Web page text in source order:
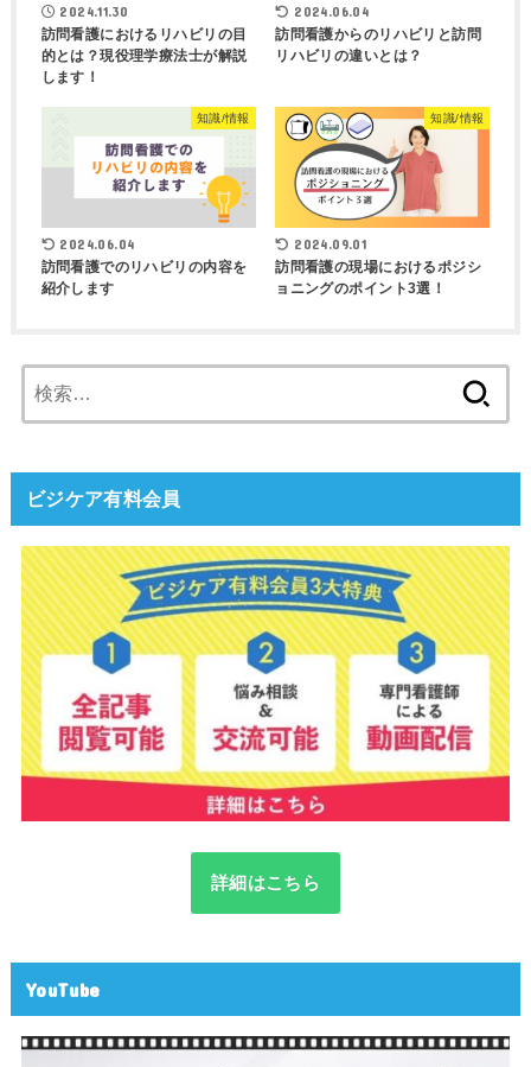
2024.11.30
訪問看護におけるリハビリの目
的とは？現役理学療法士が解説
します！
2024.06.04
訪問看護からのリハビリと訪問
リハビリの違いとは？
知識/情報
2024.06.04
訪問看護でのリハビリの内容を
紹介します
知識/情報
2024.09.01
訪問看護の現場におけるポジシ
ョニングのポイント3選！
索:
ビジケア有料会員
詳細はこちら
YouTube